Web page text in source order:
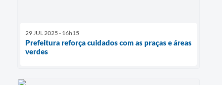
29 JUL 2025 - 16h15
Prefeitura reforça cuidados com as praças e áreas
verdes